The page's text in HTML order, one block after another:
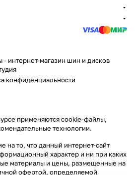
интернет-магазин шин и дисков
конфиденциальности
применяютсяcookie-файлы,
технологии.
то, что данный интернет-сайт
характер и ни при каких
материалы и цены, размещенные на
офертой, определяемой